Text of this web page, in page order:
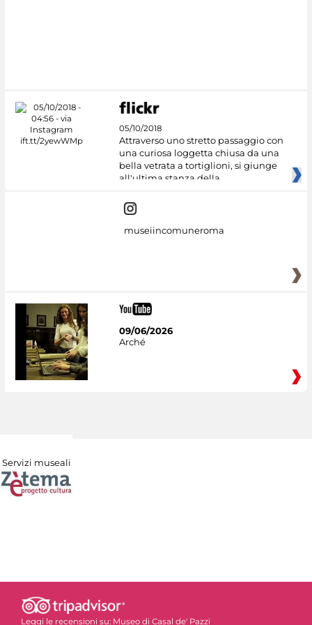
05/10/2018
Attraverso uno stretto passaggio con
una curiosa loggetta chiusa da una
bella vetrata a tortiglioni, si giunge
all'ultima stanza della
museiincomuneroma
09/06/2026
Arché
Servizi museali
Leggi le recensioni su: Museo di Casal de' Pazzi